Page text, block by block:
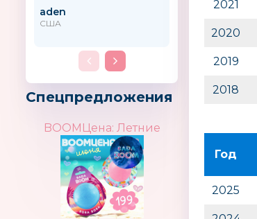
aden
США
Rainbow Loom
Спецпредложения
BOOMЦена: Летние
2021
2020
2019
2018
Год
2025